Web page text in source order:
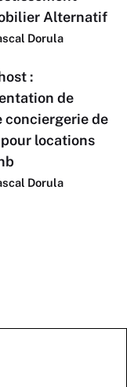
Alternatif
Dorula
:
de
conciergerie de
locations
Dorula